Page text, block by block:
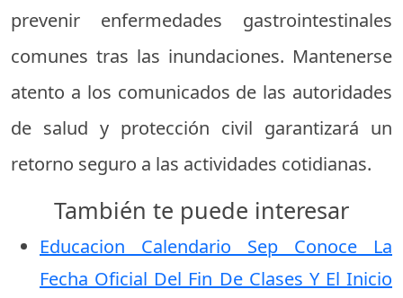
prevenir enfermedades gastrointestinales
comunes tras las inundaciones. Mantenerse
atento a los comunicados de las autoridades
de salud y protección civil garantizará un
retorno seguro a las actividades cotidianas.
También te puede interesar
Educacion Calendario Sep Conoce La
Fecha Oficial Del Fin De Clases Y El Inicio